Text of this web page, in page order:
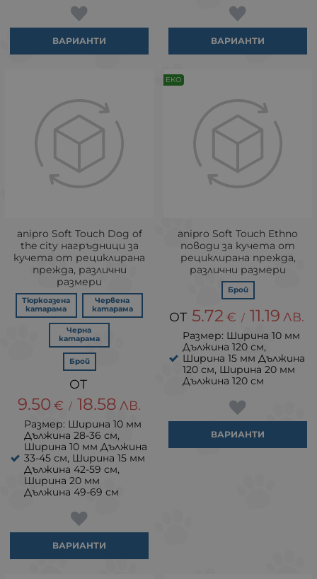
ВАРИАНТИ ВАРИАНТИ
аnipro Soft Touch Dog of
the city нагръдници за
кучета от рециклирана
прежда, различни
размери
Тюркоазена
катарама
Червена
катарама
Черна
катарама
Брой
9.50 € / 18.58 ЛВ.
Размер: Ширина 10 мм
Дължина 28-36 см,
Ширина 10 мм Дължина
33-45 см, Ширина 15 мм
Дължина 42-59 см,
Ширина 20 мм
Дължина 49-69 см
ВАРИАНТИ
аnipro Soft Touch Ethno
поводи за кучета от
рециклирана прежда,
различни размери
Брой
5.72 € / 11.19 ЛВ.
Размер: Ширина 10 мм
Дължина 120 см,
Ширина 15 мм Дължина
120 см, Ширина 20 мм
Дължина 120 см
ВАРИАНТИ
ЕКО